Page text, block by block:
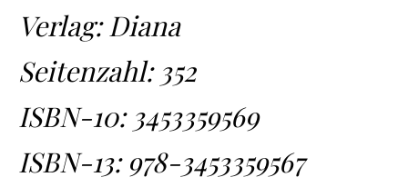
Verlag: Diana
Seitenzahl: 352
ISBN-10: 3453359569
ISBN-13: 978-3453359567